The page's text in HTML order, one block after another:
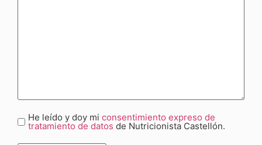
Consentimiento
He leído y doy mi consentimiento expreso de
tratamiento de datos de Nutricionista Castellón.